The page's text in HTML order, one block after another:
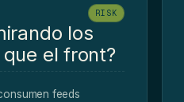
RISK
los
el front?
feeds